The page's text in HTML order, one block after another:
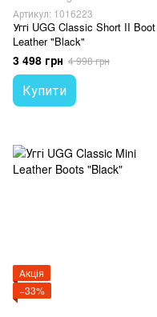
Артикул: 1016223
Уггі UGG Classic Short II Boot
Leather "Black"
3 498 грн 4 998 грн
Купити
Акція
−33%